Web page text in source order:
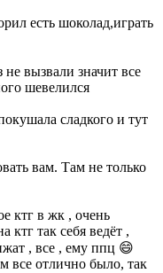
есть шоколад,играть
вызвали значит все
шевелился
сладкого и тут
вам. Там не только
ктг в жк , очень
ктг так себя ведёт ,
, все , ему ппц 😄
все отлично было, так